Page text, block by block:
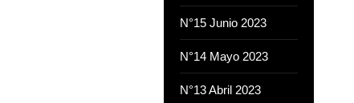
N°15 Junio 2023
N°14 Mayo 2023
N°13 Abril 2023